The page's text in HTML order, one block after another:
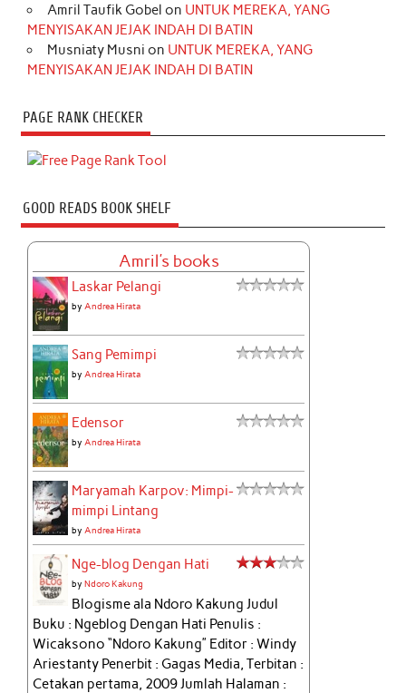
Amril Taufik Gobel on UNTUK MEREKA, YANG
MENYISAKAN JEJAK INDAH DI BATIN
Musniaty Musni on UNTUK MEREKA, YANG
MENYISAKAN JEJAK INDAH DI BATIN
PAGE RANK CHECKER
GOOD READS BOOK SHELF
Amril's books
Laskar Pelangi
byAndrea Hirata
Sang Pemimpi
byAndrea Hirata
Edensor
byAndrea Hirata
Maryamah Karpov: Mimpi-
mimpi Lintang
byAndrea Hirata
Nge-blog Dengan Hati
byNdoro Kakung
Blogisme ala Ndoro Kakung Judul
Buku : Ngeblog Dengan Hati Penulis :
Wicaksono “Ndoro Kakung” Editor : Windy
Ariestanty Penerbit : Gagas Media, Terbitan :
Cetakan pertama, 2009 Jumlah Halaman :